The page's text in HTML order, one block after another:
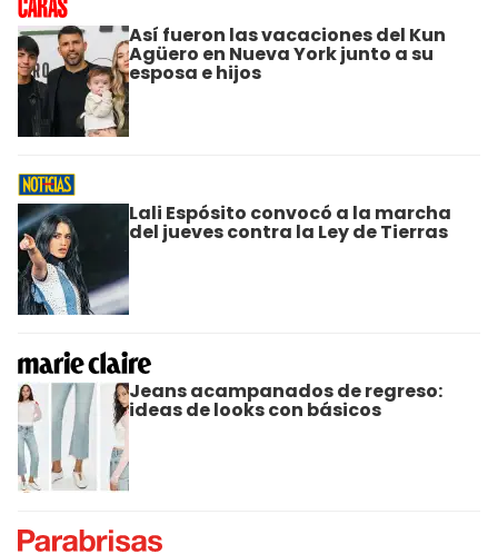
Así fueron las vacaciones del Kun
Agüero en Nueva York junto a su
esposa e hijos
Lali Espósito convocó a la marcha
del jueves contra la Ley de Tierras
Jeans acampanados de regreso:
ideas de looks con básicos